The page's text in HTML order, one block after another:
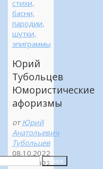
Поиск
стихи,
басни,
пародии,
шутки,
эпиграммы
Юрий
Тубольцев
Юмористические
афоризмы
от Юрий
Анатольевич
Тубольцев
08.10.2022
08.10.2022